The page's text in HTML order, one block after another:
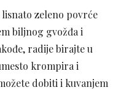
zeleno povrće
biljnog gvožđa i
radije birajte u
krompira i
dobiti i kuvanjem